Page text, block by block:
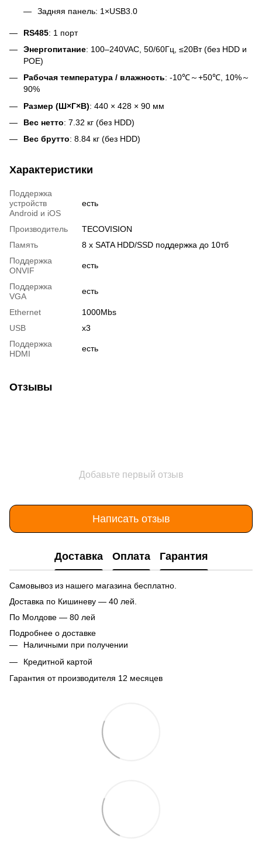
Задняя панель: 1×USB3.0
RS485: 1 порт
Энергопитание: 100–240VAC, 50/60Гц, ≤20Вт (без HDD и
POE)
Рабочая температура / влажность: -10℃～+50℃, 10%～
90%
Размер (Ш×Г×В): 440 × 428 × 90 мм
Вес нетто: 7.32 кг (без HDD)
Вес брутто: 8.84 кг (без HDD)
Характеристики
Поддержка
устройств
Android и iOS
есть
Производитель
TECOVISION
Память
8 x SATA HDD/SSD поддержка до 10тб
Поддержка
ONVIF
есть
Поддержка
VGA
есть
Ethernet
1000Mbs
USB
x3
Поддержка
HDMI
есть
Отзывы
Добавьте первый отзыв
Написать отзыв
Доставка Оплата Гарантия
Самовывоз из нашего магазина бесплатно.
Доставка по Кишиневу — 40 лей.
По Молдове — 80 лей
Подробнее о доставке
Наличными при получении
Кредитной картой
Гарантия от производителя 12 месяцев